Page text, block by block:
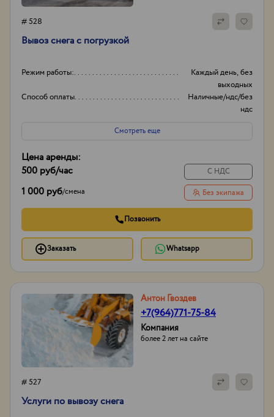
# 528
Вывоз снега с погрузкой
Режим работы:
Каждый день, без
выходных
Способ оплаты
Наличные/ндс/без
ндс
Опыт работы:
12
Смотреть еще
Цена аренды:
500 руб/час
1 000 руб/смена
С НДС
Без экипажа
Позвонить
Заказать Whatsapp
Антон Гвоздев
+7(964)771-75-84
Компания
более 2 лет на сайте
# 527
Услуги по вывозу снега